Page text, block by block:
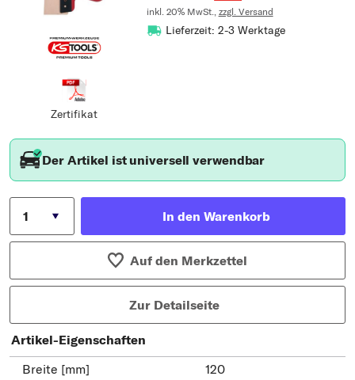
Zertifikat
inkl. 20% MwSt., zzgl. Versand
Lieferzeit: 2-3 Werktage
Der Artikel ist universell verwendbar
In den Warenkorb
Auf den Merkzettel
Zur Detailseite
Artikel-Eigenschaften
Breite [mm]
120